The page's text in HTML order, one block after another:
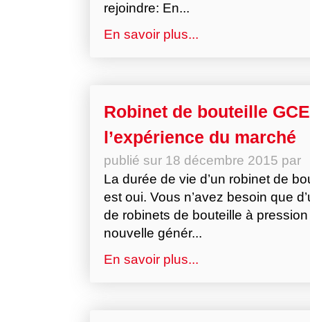
rejoindre: En...
En savoir plus...
Robinet de bouteille
l’expérience du marché
publié sur 18 décembre 2015 par
La durée de vie d’un robinet de
est oui. Vous n’avez besoin que
de robinets de bouteille à
nouvelle génér...
En savoir plus...